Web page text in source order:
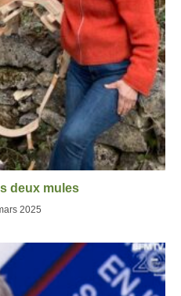
deux mules
2025